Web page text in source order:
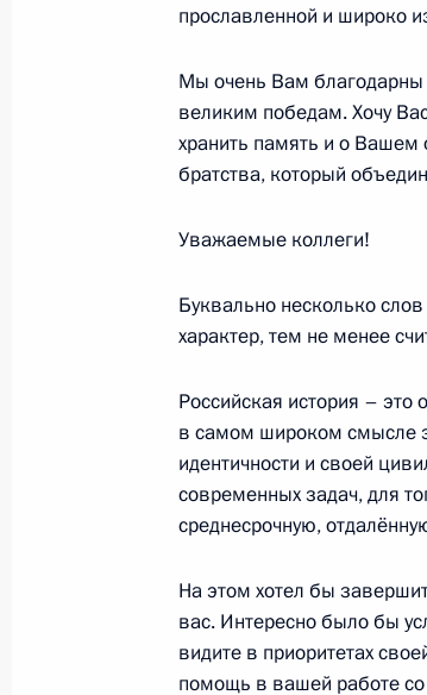
Совещание по вопросу
редкоземельных
29 июля 2016 года, 18:10
Встреча с олимпийской
27 июля 2016 года, 15:15
Заседание экспертного
21 июля 2016 года, 19:25
прославленной и широко
Мы очень Вам
великим победам. Хочу
хранить память и о Вашем
братства, который
Уважаемые коллеги!
Буквально несколько
характер, тем не менее
Российская история –
в самом широком смысле
идентичности и своей
современных задач, для
среднесрочную,
На этом хотел бы
вас. Интересно было бы
видите в приоритетах
помощь в вашей работе со